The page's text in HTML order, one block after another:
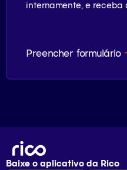
internamente, e receba
Preencher formulário
Baixe o aplicativo da Rico